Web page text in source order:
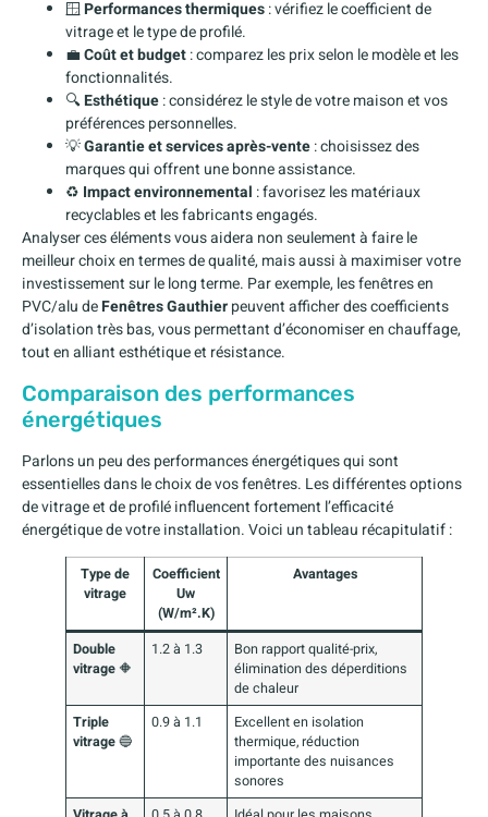
🪟Performances thermiques: vérifiez le coefficient de
vitrage et le type de profilé.
💼Coût et budget: comparez les prix selon le modèle et les
fonctionnalités.
🔍Esthétique: considérez le style de votre maison et vos
préférences personnelles.
💡Garantie et services après-vente: choisissez des
marques qui offrent une bonne assistance.
♻️ Impact environnemental : favorisez les matériaux
recyclables et les fabricants engagés.
Analyser ces éléments vous aidera non seulement à faire le
meilleur choix en termes de qualité, mais aussi à maximiser votre
investissement sur le long terme. Par exemple, les fenêtres en
PVC/alu deFenêtres Gauthierpeuvent afficher des coefficients
d’isolation très bas, vous permettant d’économiser en chauffage,
tout en alliant esthétique et résistance.
Comparaison des performances
énergétiques
Parlons un peu des performances énergétiques qui sont
essentielles dans le choix de vos fenêtres. Les différentes options
de vitrage et de profilé influencent fortement l’efficacité
énergétique de votre installation. Voici un tableau récapitulatif :
Type de
vitrage
Coefficient
Uw
(W/m².K)
Avantages
Double
vitrage 🔶
1.2 à 1.3
Bon rapport qualité-prix,
élimination des déperditions
de chaleur
Triple
vitrage🔵
0.9 à 1.1
Excellent en isolation
thermique, réduction
importante des nuisances
sonores